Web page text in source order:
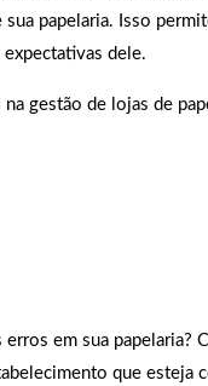
papelaria. Isso
dele.
gestão de lojas de
em sua papelaria?
que esteja